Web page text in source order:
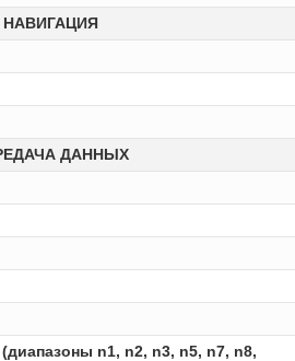
НАВИГАЦИЯ
ДАННЫХ
(диапазоны n1, n2, n3, n5, n7, n8,